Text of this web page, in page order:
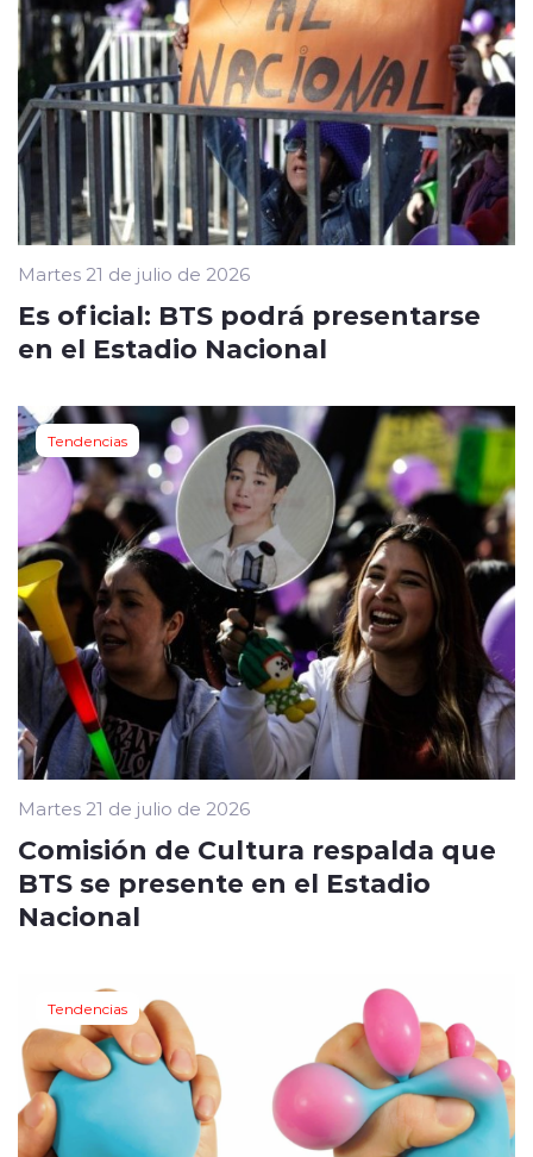
Martes 21 de julio de 2026
Es oficial: BTS podrá presentarse
en el Estadio Nacional
Tendencias
Martes 21 de julio de 2026
Comisión de Cultura respalda que
BTS se presente en el Estadio
Nacional
Tendencias